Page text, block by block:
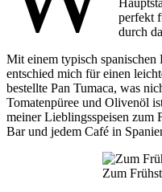
perfekt
durch
Mit einem typisch spanischen
entschied mich für einen
bestellte Pan Tumaca, was
Tomatenpüree und Olivenöl
meiner Lieblingsspeisen zum
Bar und jedem Café in
Zum